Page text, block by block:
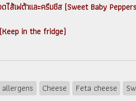
ไส้เฟต้าและครีมชีส (Sweet Baby
(Keep in the fridge)
allergens Cheese Feta cheese